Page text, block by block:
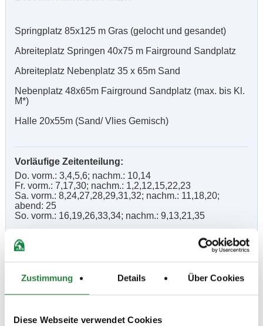
Zustimmung Details Über Cookies
Diese Webseite verwendet Cookies
Springplatz 85x125 m Gras (gelocht und gesandet)
Abreiteplatz Springen 40x75 m Fairground Sandplatz
Abreiteplatz Nebenplatz 35 x 65m Sand
Nebenplatz 48x65m Fairground Sandplatz (max. bis Kl.
M*)
Halle 20x55m (Sand/ Vlies Gemisch)
Vorläufige Zeitenteilung:
Do. vorm.: 3,4,5,6; nachm.: 10,14
Fr. vorm.: 7,17,30; nachm.: 1,2,12,15,22,23
Sa. vorm.: 8,24,27,28,29,31,32; nachm.: 11,18,20;
abend: 25
So. vorm.: 16,19,26,33,34; nachm.: 9,13,21,35
Zu den Ergebnissen auf www.fn-erfolgsdaten.de